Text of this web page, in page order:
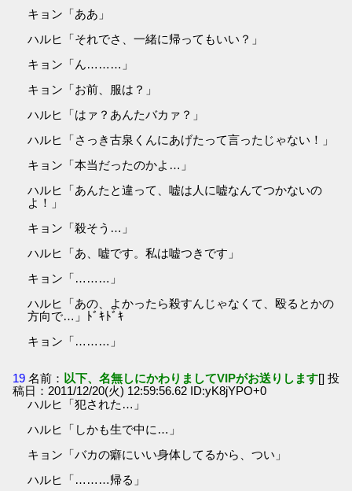
キョン「ああ」
ハルヒ「それでさ、一緒に帰ってもいい？」
キョン「ん………」
キョン「お前、服は？」
ハルヒ「はァ？あんたバカァ？」
ハルヒ「さっき古泉くんにあげたって言ったじゃない！」
キョン「本当だったのかよ…」
ハルヒ「あんたと違って、嘘は人に嘘なんてつかないの
よ！」
キョン「殺そう…」
ハルヒ「あ、嘘です。私は嘘つきです」
キョン「………」
ハルヒ「あの、よかったら殺すんじゃなくて、殴るとかの
方向で…」ﾄﾞｷﾄﾞｷ
キョン「………」
19 名前： 以下、名無しにかわりましてVIPがお送りします[] 投
稿日：2011/12/20(火) 12:59:56.62 ID:yK8jYPO+0
ハルヒ「犯された…」
ハルヒ「しかも生で中に…」
キョン「バカの癖にいい身体してるから、つい」
ハルヒ「………帰る」